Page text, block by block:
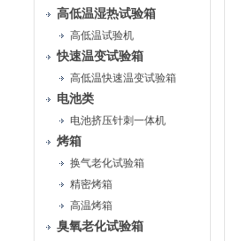
高低温湿热试验箱
高低温试验机
快速温变试验箱
高低温快速温变试验箱
电池类
电池挤压针刺一体机
烤箱
换气老化试验箱
精密烤箱
高温烤箱
臭氧老化试验箱